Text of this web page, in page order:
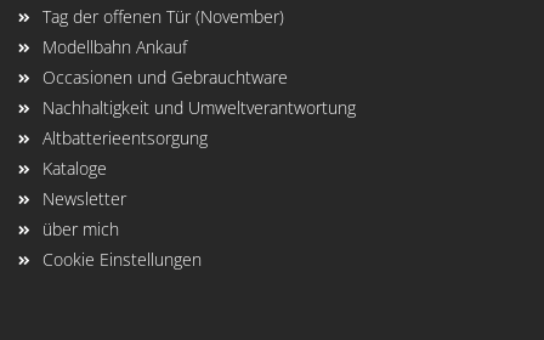
Tag der offenen Tür (November)
Modellbahn Ankauf
Occasionen und Gebrauchtware
Nachhaltigkeit und Umweltverantwortung
Altbatterieentsorgung
Kataloge
Newsletter
über mich
Cookie Einstellungen